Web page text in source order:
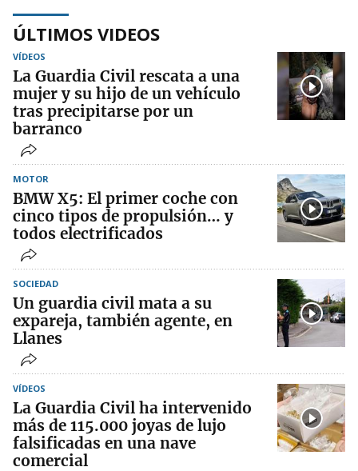
ÚLTIMOS VIDEOS
VÍDEOS
La Guardia Civil rescata a una
mujer y su hijo de un vehículo
tras precipitarse por un
barranco
MOTOR
BMW X5: El primer coche con
cinco tipos de propulsión… y
todos electrificados
SOCIEDAD
Un guardia civil mata a su
expareja, también agente, en
Llanes
VÍDEOS
La Guardia Civil ha intervenido
más de 115.000 joyas de lujo
falsificadas en una nave
comercial